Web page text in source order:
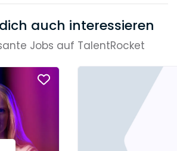
auch interessieren
Jobs auf TalentRocket